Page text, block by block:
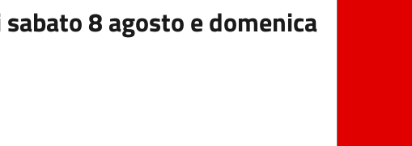
8 agosto e domenica